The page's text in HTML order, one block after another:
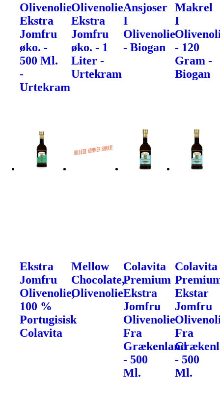
Olivenolie
Ekstra
Jomfru
øko. -
500 Ml.
-
Urtekram
Olivenolie
Ekstra
Jomfru
øko. - 1
Liter -
Urtekram
Ansjoser
I
Olivenolie
- Biogan
Makrel
I
- 120
Gram -
Biogan
Ekstra
Jomfru
Olivenolie,
100 %
Portugisisk
Colavita
Mellow
Chocolate,
Olivenolie
Colavita
Premium
Ekstra
Jomfru
Olivenolie
Fra
Grækenland
- 500
Ml.
Colavita
Ekstar
Jomfru
Fra
- 500
Ml.